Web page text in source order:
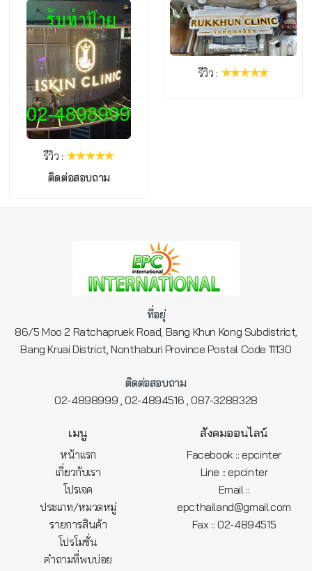
รีวิว :
ติดต่อสอบถาม
รีวิว :
ที่อยุ่
86/5 Moo 2 Ratchapruek Road, Bang Khun Kong Subdistrict,
Bang Kruai District, Nonthaburi Province Postal Code 11130
ติดต่อสอบถาม
02-4898999 ,02-4894516 ,087-3288328
เมนู
หน้าแรก
เกี่ยวกับเรา
โปรเจค
ประเภท/หมวดหมู่
รายการสินค้า
โปรโมชั่น
คำถามที่พบบ่อย
สังคมออนไลน์
Facebook :: epcinter
Line :: epcinter
Email ::
epcthailand@gmail.com
Fax :: 02-4894515